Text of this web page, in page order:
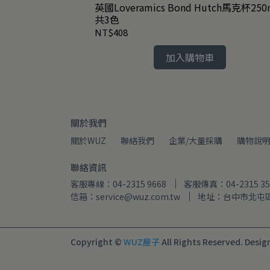
英國Loveramics Bond Hutch馬克杯
共3色
NT$408
加入購物車
關於我們
關於WUZ 聯絡我們 企業/大量採購 購物說明
聯絡資訊
客服專線：04-2315 9668
客服傳真：04-2315
信箱：service@wuz.com.tw
地址：台中市北屯
Copyright © WUZ屋子All Rights Reserved.